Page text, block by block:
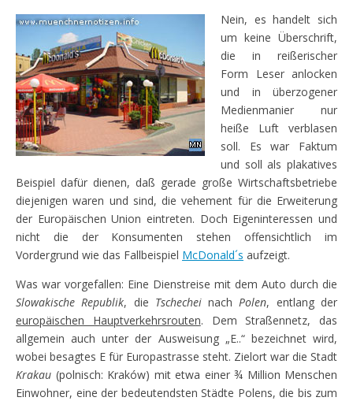
Nein, es handelt sich
um keine Überschrift,
die in reißerischer
Form Leser anlocken
und in überzogener
Medienmanier nur
heiße Luft verblasen
soll. Es war Faktum
und soll als plakatives
Beispiel dafür dienen, daß gerade große Wirtschaftsbetriebe
diejenigen waren und sind, die vehement für die Erweiterung
der Europäischen Union eintreten. Doch Eigeninteressen und
nicht die der Konsumenten stehen offensichtlich im
Vordergrund wie das Fallbeispiel McDonald´s aufzeigt.
Was war vorgefallen: Eine Dienstreise mit dem Auto durch die
Slowakische Republik, die TschecheinachPolen, entlang der
europäischen Hauptverkehrsrouten. Dem Straßennetz, das
allgemein auch unter der Ausweisung „E..“ bezeichnet wird,
wobei besagtes E für Europastrasse steht. Zielort war die Stadt
Krakau (polnisch: Kraków) mit etwa einer ¾ Million Menschen
Einwohner, eine der bedeutendsten Städte Polens, die bis zum